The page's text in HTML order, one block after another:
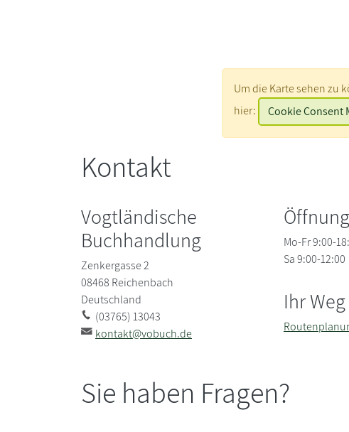
Um die Karte sehen zu
hier:
Kontakt
Vogtländische
Buchhandlung
Zenkergasse 2
08468 Reichenbach
Deutschland
(03765) 13043
kontakt@vobuch.de
Mo-Fr 9:00-
Sa 9:00-12:00
Ihr
Sie haben Fragen?